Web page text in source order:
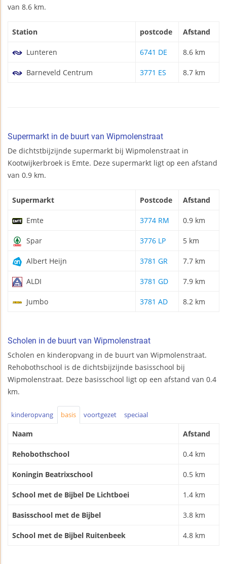
van 8.6 km.
Station postcode Afstand
Lunteren 6741 DE 8.6 km
Barneveld Centrum 3771 ES 8.7 km
Supermarkt in de buurt van Wipmolenstraat
De dichtstbijzijnde supermarkt bij Wipmolenstraat in
Kootwijkerbroek is Emte. Deze supermarkt ligt op een afstand
van 0.9 km.
Supermarkt Postcode Afstand
Emte 3774 RM 0.9 km
Spar 3776 LP 5 km
Albert Heijn 3781 GR 7.7 km
ALDI 3781 GD 7.9 km
Jumbo 3781 AD 8.2 km
Scholen in de buurt van Wipmolenstraat
Scholen en kinderopvang in de buurt van Wipmolenstraat.
Rehobothschool is de dichtsbijzijnde basisschool bij
Wipmolenstraat. Deze basisschool ligt op een afstand van 0.4
km.
kinderopvang basis voortgezet speciaal
Naam Afstand
Rehobothschool 0.4 km
Koningin Beatrixschool 0.5 km
School met de Bijbel De Lichtboei 1.4 km
Basisschool met de Bijbel 3.8 km
School met de Bijbel Ruitenbeek 4.8 km